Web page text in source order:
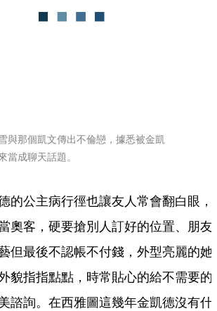
與那個凱文傳出不倫戀，據悉被金凱
當成聊天話題。
的公主病行徑也讓友人常會翻白眼，
奧客，硬要搶別人訂好的位置、朋友
但最後不認帳不付錢，外型亮麗的她
貌指指點點，時常貼心的給不需要的
諮詢。在西雅圖這幾年金凱德沒有什